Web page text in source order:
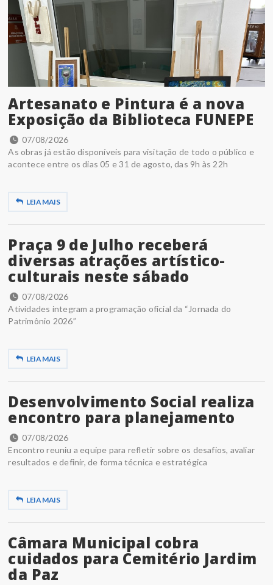
Artesanato e Pintura é a nova
Exposição da Biblioteca FUNEPE
07/08/2026
As obras já estão disponíveis para visitação de todo o público e
acontece entre os dias 05 e 31 de agosto, das 9h às 22h
LEIA MAIS
Praça 9 de Julho receberá
diversas atrações artístico-
culturais neste sábado
07/08/2026
Atividades integram a programação oficial da “Jornada do
Patrimônio 2026”
LEIA MAIS
Desenvolvimento Social realiza
encontro para planejamento
07/08/2026
Encontro reuniu a equipe para refletir sobre os desafios, avaliar
resultados e definir, de forma técnica e estratégica
LEIA MAIS
Câmara Municipal cobra
cuidados para Cemitério Jardim
da Paz